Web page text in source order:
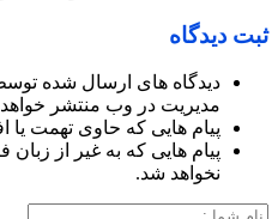
ثبت دیدگاه
دیدگاه های ارسال شده
مدیریت در وب منتشر
پیام هایی که حاوی تهمت یا
پیام هایی که به غیر از
نخواهد شد.